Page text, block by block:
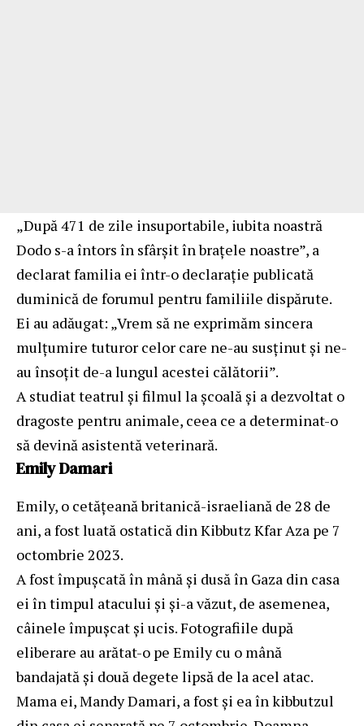
„După 471 de zile insuportabile, iubita noastră
Dodo s-a întors în sfârșit în brațele noastre”, a
declarat familia ei într-o declarație publicată
duminică de forumul pentru familiile dispărute.
Ei au adăugat: „Vrem să ne exprimăm sincera
mulțumire tuturor celor care ne-au susținut și ne-
au însoțit de-a lungul acestei călătorii”.
A studiat teatrul și filmul la școală și a dezvoltat o
dragoste pentru animale, ceea ce a determinat-o
să devină asistentă veterinară.
Emily Damari
Emily, o cetățeană britanică-israeliană de 28 de
ani, a fost luată ostatică din Kibbutz Kfar Aza pe 7
octombrie 2023.
A fost împușcată în mână și dusă în Gaza din casa
ei în timpul atacului și și-a văzut, de asemenea,
câinele împușcat și ucis. Fotografiile după
eliberare au arătat-o ​​pe Emily cu o mână
bandajată și două degete lipsă de la acel atac.
Mama ei, Mandy Damari, a fost și ea în kibbutzul